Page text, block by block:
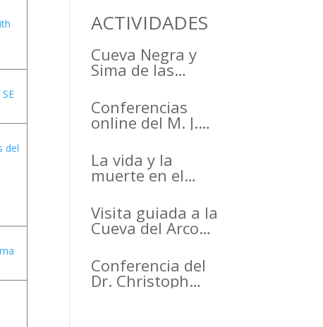
del
ACTIVIDADES
Cueva Negra y
Sima de las
Primer Congreso
de Arqueología de
la Región de
organizado por el
CDL
Conferencias
online del M. J.
Active Inference
Institute
La vida y la
muerte en el
Arrixaca Life and
death in the
Arrabal of
Visita guiada a la
Cueva del Arco
Conferencia del
Dr. Christoph